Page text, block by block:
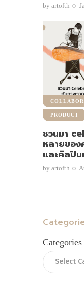
by artofth
PRODUCT
ชวนมา
หลายของ
และศิลปิ
by artofth
Categories